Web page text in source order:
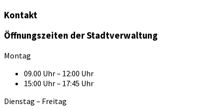
Kontakt
Öffnungszeiten der Stadtverwaltung
Montag
09.00 Uhr – 12:00 Uhr
15:00 Uhr – 17:45 Uhr
Dienstag – Freitag